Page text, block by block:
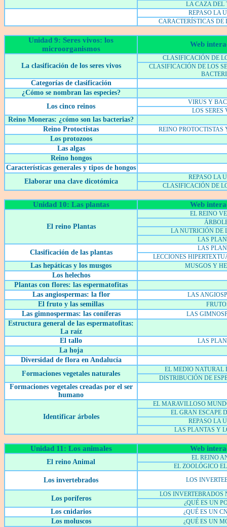
LA CAZA DEL
REPASO LA
CARACTERÍSTICAS DE
Unidad 9: Seres vivos: los
microorganismos
Web
La clasificación de los seres vivos
CLASIFICACIÓN DE
CLASIFICACIÓN DE LOS
Categorías de clasificación
¿Cómo se nombran las especies?
Los cinco reinos
VIRUS Y
LOS SERES
Reino Moneras: ¿cómo son las bacterias?
Reino Protoctistas
REINO PROTOCTISTAS
Los protozoos
Las algas
Reino hongos
Características generales y tipos de hongos
Elaborar una clave dicotómica
REPASO LA
CLASIFICACIÓN DE
Unidad 10: Las plantas Web
El reino Plantas
EL REINO
LA NUTRICIÓN DE
LAS
Clasificación de las plantas
LAS
LECCIONES
Las hepáticas y los musgos MUSGOS Y
Los helechos
Plantas con flores: las espermatofitas
Las angiospermas: la flor
LAS
El fruto y las semillas
Las gimnospermas: las coníferas LAS
Estructura general de las espermatofitas:
La raíz
El tallo
LAS
La hoja
Diversidad de flora en Andalucía
Formaciones vegetales naturales
EL MEDIO NATURAL
DISTRIBUCIÓN DE
Formaciones vegetales creadas por el ser
humano
Identificar árboles
EL MARAVILLOSO
EL GRAN ESCAPE
REPASO LA
LAS PLANTAS Y
Unidad 11: Los animales Web
El reino Animal
EL REINO
EL ZOOLÓGICO
Los invertebrados LOS
Los poríferos
LOS INVERTEBRADOS
¿QUÉ ES UN
Los cnidarios ¿QUÉ ES UN
Los moluscos ¿QUÉ ES UN